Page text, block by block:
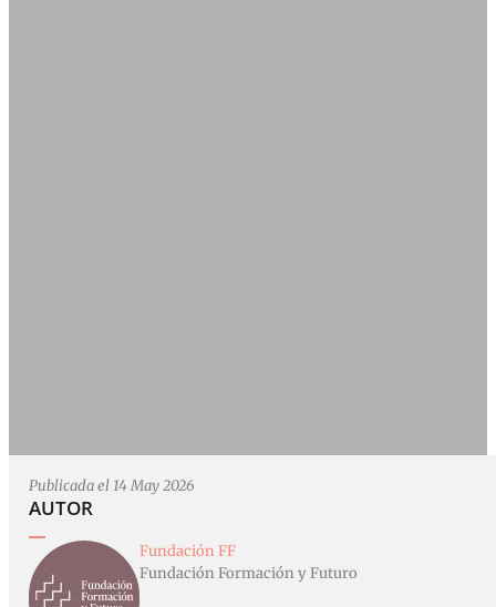
Publicada el 14 May 2026
AUTOR
Fundación FF
Fundación Formación y Futuro